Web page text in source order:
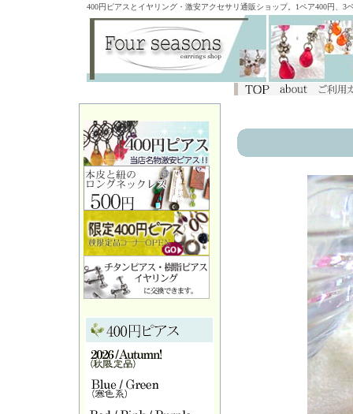
400円ピアスとイヤリング・激安アクセサリ通販ショップ。1ペア400円、